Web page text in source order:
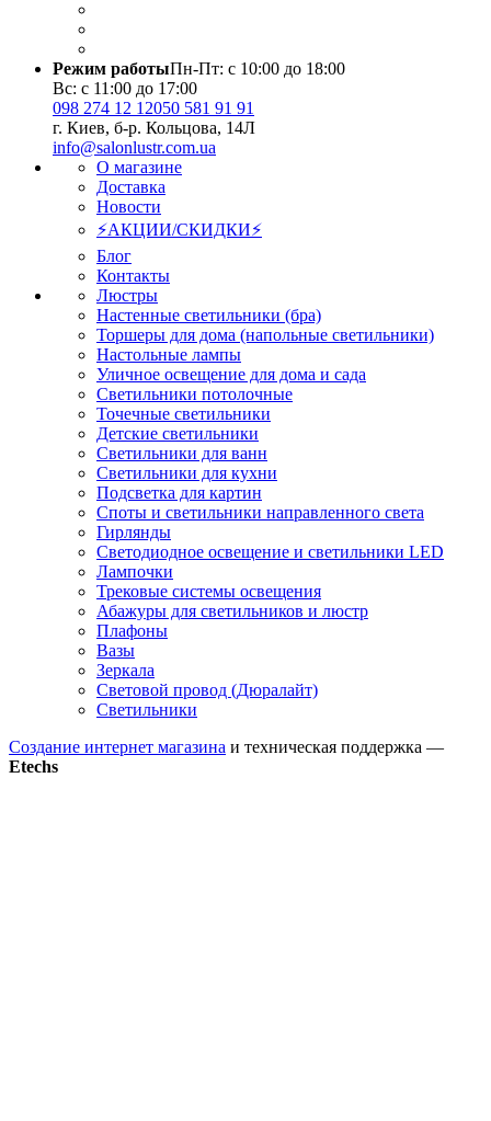
Режим работыПн-Пт: с 10:00 до 18:00
Вс: с 11:00 до 17:00
098 274 12 12050 581 91 91
г. Киев, б-р. Кольцова, 14Л
info@salonlustr.com.ua
О магазине
Доставка
Новости
⚡АКЦИИ/СКИДКИ⚡
Блог
Контакты
Люстры
Настенные светильники (бра)
Торшеры для дома (напольные светильники)
Настольные лампы
Уличное освещение для дома и сада
Светильники потолочные
Точечные светильники
Детские светильники
Светильники для ванн
Светильники для кухни
Подсветка для картин
Споты и светильники направленного света
Гирлянды
Светодиодное освещение и светильники LED
Лампочки
Трековые системы освещения
Абажуры для светильников и люстр
Плафоны
Вазы
Зеркала
Световой провод (Дюралайт)
Светильники
Создание интернет магазина и техническая поддержка —
Etechs